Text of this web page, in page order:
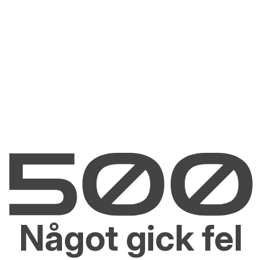
Något gick fel